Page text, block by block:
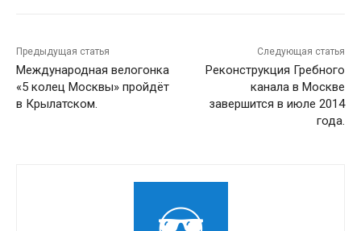
Предыдущая статья
Международная велогонка
«5 колец Москвы» пройдёт
в Крылатском.
Следующая статья
Реконструкция Гребного
канала в Москве
завершится в июле 2014
года.